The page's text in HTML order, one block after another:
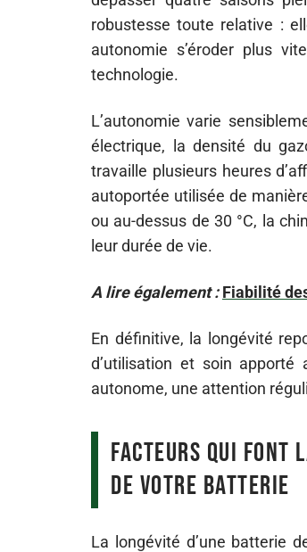
robustesse toute relative :
autonomie s’éroder plus
technologie.
L’autonomie varie
électrique, la densité du
travaille plusieurs heures
autoportée utilisée de
ou au-dessus de 30 °C, la
leur durée de vie.
A lire également : Fiabilité
En définitive, la longévité
d’utilisation et soin apporté
autonome, une attention
Facteurs qui font
de votre batterie
La longévité d’une batterie